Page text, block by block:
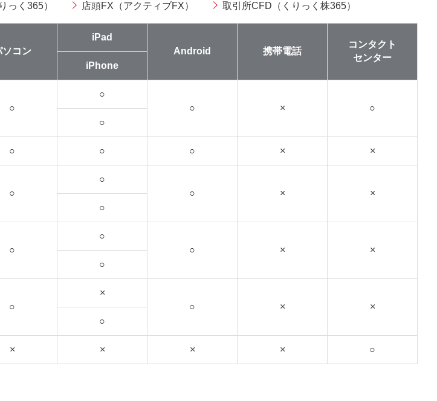
っく365） 店頭FX（アクティブFX） 取引所CFD（くりっく株365）
ソコン
iPad
Android
携帯電話
コンタクト
センター
iPhone
○
○
○
×
○
○
○ ○ ○ × ×
○
○
○
×
×
○
○
○
○
×
×
○
○
×
○
×
×
○
× × × × ○